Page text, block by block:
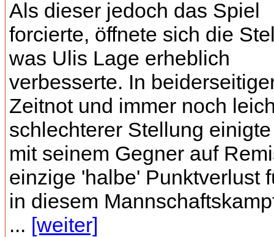
Als dieser jedoch das Spiel
forcierte, öffnete sich die
was Ulis Lage erheblich
verbesserte. In
Zeitnot und immer noch
schlechterer Stellung
mit seinem Gegner auf
einzige 'halbe' Punktverlust
in diesem
... [weiter]